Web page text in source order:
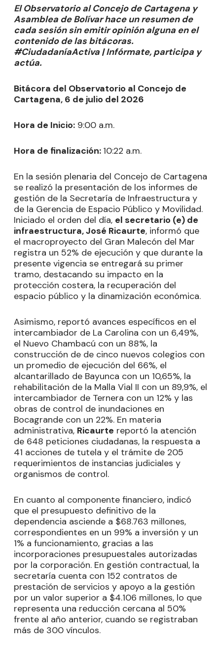
El Observatorio al Concejo de Cartagena y
Asamblea de Bolívar hace un resumen de
cada sesión sin emitir opinión alguna en el
contenido de las bitácoras.
#CiudadaníaActiva | Infórmate, participa y
actúa.
Bitácora del Observatorio al Concejo de
Cartagena, 6 de julio del 2026
Hora de Inicio: 9:00 a.m.
Hora de finalización: 10:22 a.m.
En la sesión plenaria del Concejo de Cartagena
se realizó la presentación de los informes de
gestión de la Secretaría de Infraestructura y
de la Gerencia de Espacio Público y Movilidad.
Iniciado el orden del día, el secretario (e) de
infraestructura, José Ricaurte, informó que
el macroproyecto del Gran Malecón del Mar
registra un 52% de ejecución y que durante la
presente vigencia se entregará su primer
tramo, destacando su impacto en la
protección costera, la recuperación del
espacio público y la dinamización económica.
Asimismo, reportó avances específicos en el
intercambiador de La Carolina con un 6,49%,
el Nuevo Chambacú con un 88%, la
construcción de de cinco nuevos colegios con
un promedio de ejecución del 66%, el
alcantarillado de Bayunca con un 10,65%, la
rehabilitación de la Malla Vial II con un 89,9%, el
intercambiador de Ternera con un 12% y las
obras de control de inundaciones en
Bocagrande con un 22%. En materia
administrativa, Ricaurte reportó la atención
de 648 peticiones ciudadanas, la respuesta a
41 acciones de tutela y el trámite de 205
requerimientos de instancias judiciales y
organismos de control.
En cuanto al componente financiero, indicó
que el presupuesto definitivo de la
dependencia asciende a $68.763 millones,
correspondientes en un 99% a inversión y un
1% a funcionamiento, gracias a las
incorporaciones presupuestales autorizadas
por la corporación. En gestión contractual, la
secretaría cuenta con 152 contratos de
prestación de servicios y apoyo a la gestión
por un valor superior a $4.106 millones, lo que
representa una reducción cercana al 50%
frente al año anterior, cuando se registraban
más de 300 vínculos.